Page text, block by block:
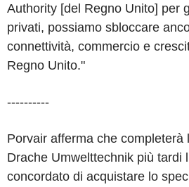
Authority [del Regno Unito] per
privati, possiamo sbloccare
connettività, commercio e
Regno Unito."
----------
Porvair afferma che completerà
Drache Umwelttechnik più tardi
concordato di acquistare lo